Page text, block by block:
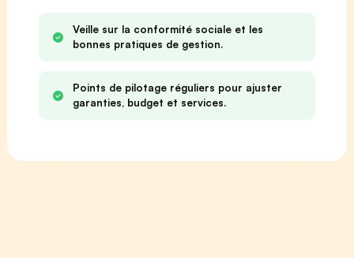
Veille sur la conformité sociale et les
bonnes pratiques de gestion.
Points de pilotage réguliers pour ajuster
garanties, budget et services.